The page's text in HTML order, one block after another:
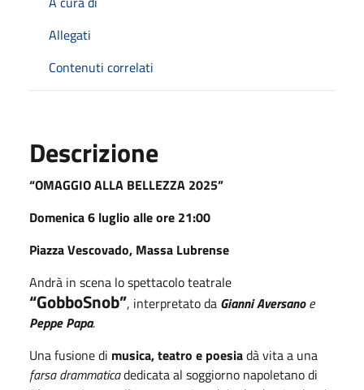
Allegati
Contenuti correlati
Descrizione
“OMAGGIO ALLA BELLEZZA 2025”
Domenica 6 luglio alle ore 21:00
Piazza Vescovado, Massa Lubrense
Andrà in scena lo spettacolo teatrale
“GobboSnob”, interpretato da Gianni Aversanoe
Peppe Papa.
Una fusione di musica, teatro e poesiadà vita a una
farsa drammaticadedicata al soggiorno napoletano di